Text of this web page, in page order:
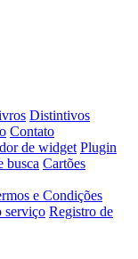
Distintivos
Contato
de widget Plugin
busca Cartões
e Condições
serviço Registro de